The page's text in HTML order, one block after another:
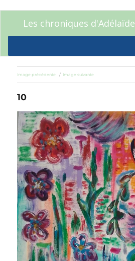
Les chroniques d'Adélaïde
Image précédente Image suivante
10